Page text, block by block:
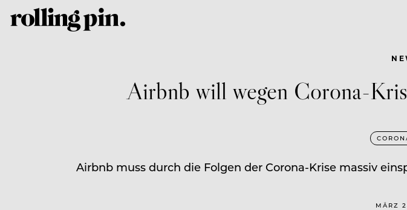
Airbnb will wegen Corona-
Airbnb muss durch die Folgen der Corona-Krise massiv
MÄRZ